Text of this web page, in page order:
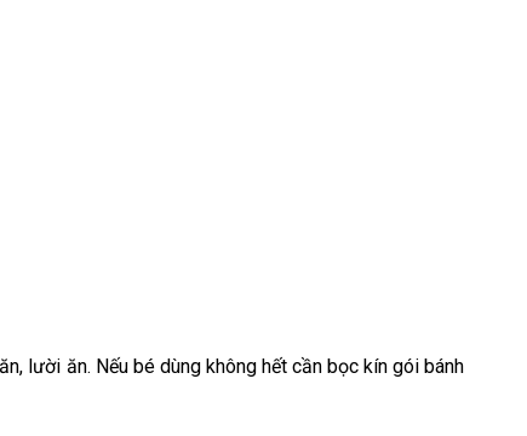
lười ăn. Nếu bé dùng không hết cần bọc kín gói bánh